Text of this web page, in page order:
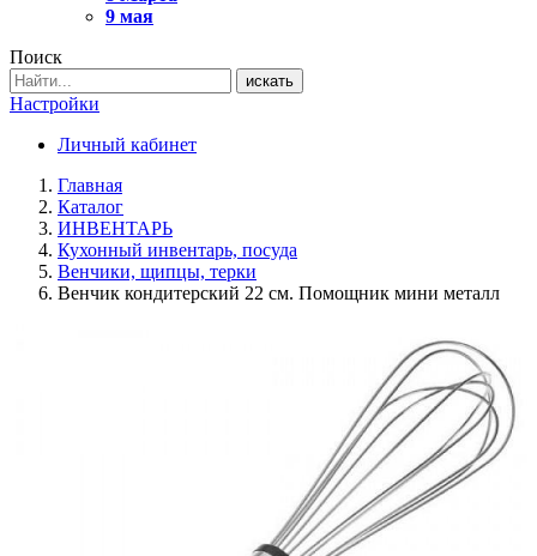
9 мая
Поиск
искать
Настройки
Личный кабинет
Главная
Каталог
ИНВЕНТАРЬ
Кухонный инвентарь, посуда
Венчики, щипцы, терки
Венчик кондитерский 22 см. Помощник мини металл